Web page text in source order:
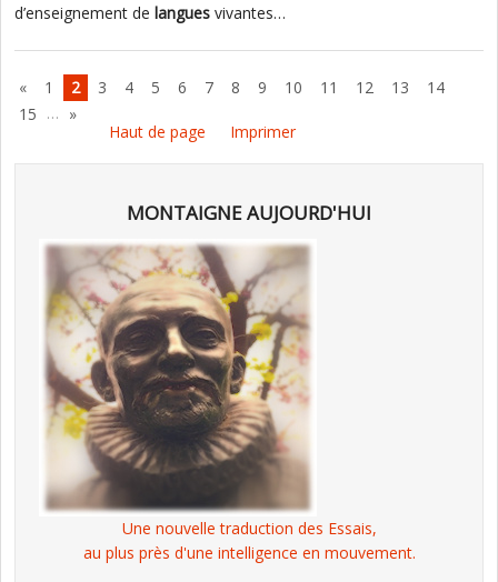
d’enseignement de langues vivantes…
« 1 2 3 4 5 6 7 8 9 10 11 12 13
14
15 … »
Haut de page
Imprimer
MONTAIGNE AUJOURD'HUI
Une nouvelle traduction des Essais,
au plus près d'une intelligence en mouvement.